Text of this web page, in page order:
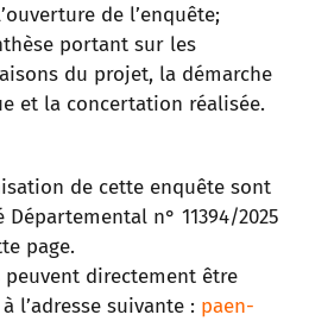
de l’enquête;
portant sur les
du projet, la démarche
et la concertation réalisée.
de cette enquête sont
Départemental n° 11394/2025
page.
peuvent directement être
l’adresse suivante : paen-